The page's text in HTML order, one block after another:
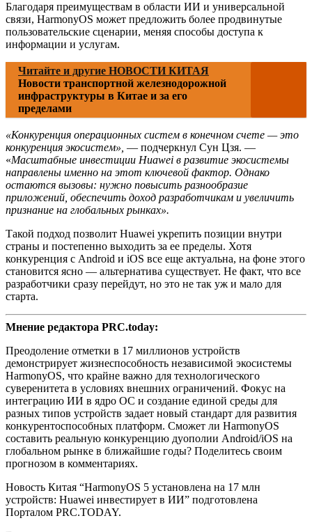
Благодаря преимуществам в области ИИ и универсальной
связи, HarmonyOS может предложить более продвинутые
пользовательские сценарии, меняя способы доступа к
информации и услугам.
Читайте и другие НОВОСТИ КИТАЯ
Новости транспортной железнодорожной
инфраструктуры в Китае и за его
пределами
«Конкуренция операционных систем в конечном счете — это
конкуренция экосистем», — подчеркнул Сун Цзя. —
«Масштабные инвестиции Huawei в развитие экосистемы
направлены именно на этот ключевой фактор. Однако
остаются вызовы: нужно повысить разнообразие
приложений, обеспечить доход разработчикам и увеличить
признание на глобальных рынках».
Такой подход позволит Huawei укрепить позиции внутри
страны и постепенно выходить за ее пределы. Хотя
конкуренция с Android и iOS все еще актуальна, на фоне этого
становится ясно — альтернатива существует. Не факт, что все
разработчики сразу перейдут, но это не так уж и мало для
старта.
Мнение редактора PRC.today:
Преодоление отметки в 17 миллионов устройств
демонстрирует жизнеспособность независимой экосистемы
HarmonyOS, что крайне важно для технологического
суверенитета в условиях внешних ограничений. Фокус на
интеграцию ИИ в ядро ОС и создание единой среды для
разных типов устройств задает новый стандарт для развития
конкурентоспособных платформ. Сможет ли HarmonyOS
составить реальную конкуренцию дуополии Android/iOS на
глобальном рынке в ближайшие годы? Поделитесь своим
прогнозом в комментариях.
Новость Китая “HarmonyOS 5 установлена на 17 млн
устройств: Huawei инвестирует в ИИ” подготовлена
Порталом PRC.TODAY.